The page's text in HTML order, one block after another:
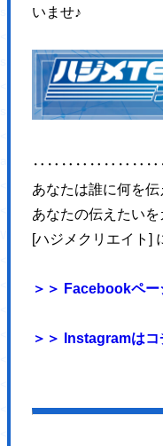
いませ♪
あなたは誰に何を伝
あなたの伝えたい
[ハジメクリエイト]
＞＞ Facebookペ
＞＞ Instagramはコ
srcset="https://
srcset="https://
<source type="image/webp"
srcset="https://
alt="WEB制作"
</picture>
<p class="topNav-txt1">
WEB制作
<use xlink:href="https://
<picture>